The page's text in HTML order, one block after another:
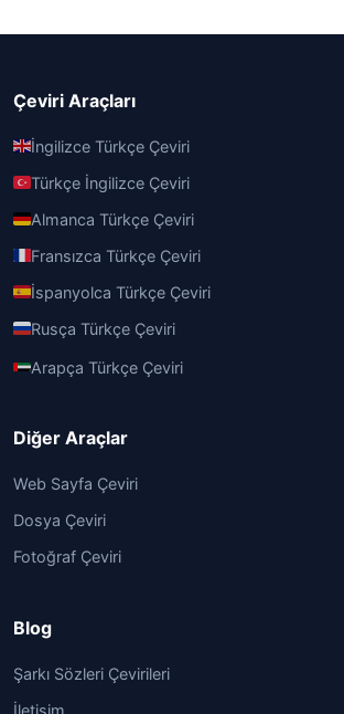
Çeviri Araçları
İngilizce Türkçe Çeviri
Türkçe İngilizce Çeviri
Almanca Türkçe Çeviri
Fransızca Türkçe Çeviri
İspanyolca Türkçe Çeviri
Rusça Türkçe Çeviri
Arapça Türkçe Çeviri
Diğer Araçlar
Web Sayfa Çeviri
Dosya Çeviri
Fotoğraf Çeviri
Blog
Şarkı Sözleri Çevirileri
İletişim